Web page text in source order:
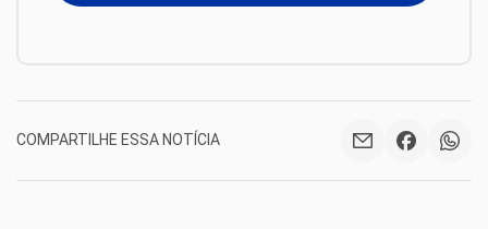
COMPARTILHE ESSA NOTÍCIA